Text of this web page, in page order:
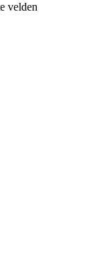
velden